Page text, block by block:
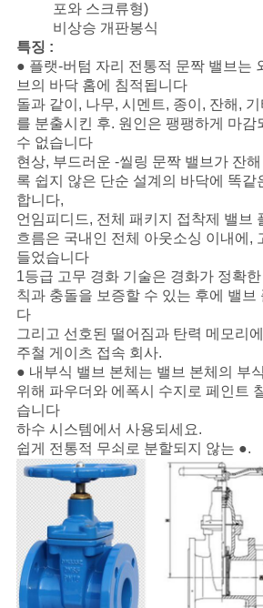
포와 스크류형)
비상승 개판봉식
특징 :
● 플랫-버텀 자리 전통적 문짝 밸브는
브의 바닥 홈에 침적됩니다
돌과 같이, 나무, 시멘트, 종이, 잔해,
를 분출시킨 후. 원인은 팽팽하게 마감
수 없습니다
현상, 부드러운 -씰링 문짝 밸브가 잔
록 쉽지 않은 단순 설계의 바닥에 똑같
합니다,
언임피디드, 전체 패키지 접착제 밸브
흐름은 국내인 전체 아웃소싱 이내에,
들었습니다
1등급 고무 경화 기술은 경화가 정확
칙과 충돌을 보증할 수 있는 후에 밸브
다
그리고 선호된 떨어짐과 탄력 메모리
주철 게이츠 접속 회사.
● 내부식 밸브 본체는 밸브 본체의 부
위해 파우더와 에폭시 수지로 페인트
습니다
하수 시스템에서 사용되세요.
쉽게 전통적 무쇠로 분할되지 않는 ●.